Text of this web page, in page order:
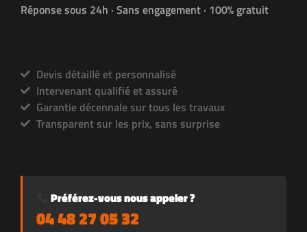
Réponse sous 24h · Sans engagement · 100% gratuit
Devis détaillé et personnalisé
Intervenant qualifié et assuré
Garantie décennale sur tous les travaux
Transparent sur les prix, sans surprise
Préférez-vous nous appeler ?
04 48 27 05 32